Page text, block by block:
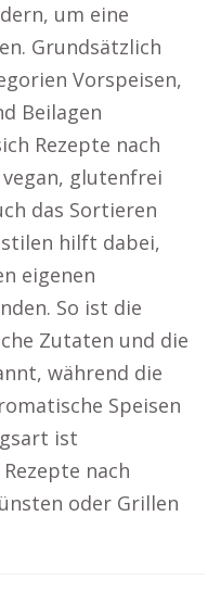
um eine
Grundsätzlich
Vorspeisen,
Beilagen
Rezepte nach
glutenfrei
das Sortieren
hilft dabei,
eigenen
So ist die
Zutaten und die
während die
Speisen
ist
nach
oder Grillen